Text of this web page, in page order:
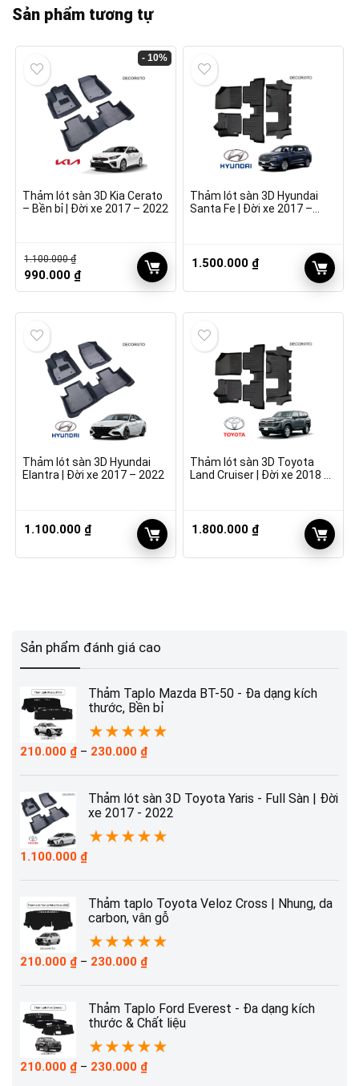
Sản phẩm tương tự
- 10%
Thảm lót sàn 3D Kia Cerato
– Bền bỉ | Đời xe 2017 – 2022
1.100.000₫
Giá
gốc
990.000 ₫Giá
hiện
990.000 ₫.
Thảm lót sàn 3D Hyundai
Santa Fe | Đời xe 2017 –
1.500.000 ₫
Thảm lót sàn 3D Hyundai
Elantra | Đời xe 2017 – 2022
1.100.000 ₫
Thảm lót sàn 3D Toyota
Land Cruiser | Đời xe 2018 –
1.800.000 ₫
Sản phẩm đánh giá cao
Thảm Taplo Mazda BT-50 - Đa dạng kích
thước, Bền bỉ
★★★★★
210.000 ₫ – 230.000 ₫Khoảng
từ
210.000 ₫
đến
Thảm lót sàn 3D Toyota Yaris - Full Sàn | Đời
xe 2017 - 2022
★★★★★
1.100.000 ₫
Thảm taplo Toyota Veloz Cross | Nhung, da
carbon, vân gỗ
★★★★★
210.000 ₫ – 230.000 ₫Khoảng
từ
210.000 ₫
đến
230.000 ₫
Thảm Taplo Ford Everest - Đa dạng kích
thước & Chất liệu
★★★★★
210.000 ₫ – 230.000 ₫Khoảng